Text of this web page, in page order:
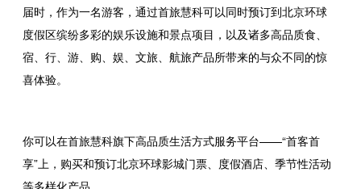
届时，作为一名游客，通过首旅慧科可以同时预订到北京环球
度假区缤纷多彩的娱乐设施和景点项目，以及诸多高品质食、
宿、行、游、购、娱、文旅、航旅产品所带来的与众不同的惊
喜体验。
你可以在首旅慧科旗下高品质生活方式服务平台——“首客首
享”上，购买和预订北京环球影城门票、度假酒店、季节性活动
等多样化产品。